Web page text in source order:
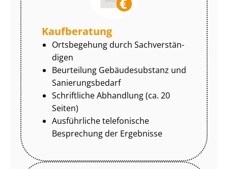
Kaufberatung
Ortsbegehung durch Sach­ver­stän­
di­gen
Beurteilung Gebäudesubstanz und
Sa­nie­rungs­be­darf
Schriftliche Abhandlung (ca. 20
Seiten)
Ausführliche telefonische
Besprechung der Ergebnisse